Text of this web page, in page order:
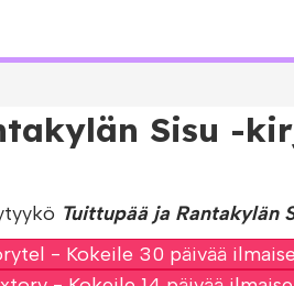
Sisu -
Tuittupää ja Rantakylän
- Kokeile 30 päivää